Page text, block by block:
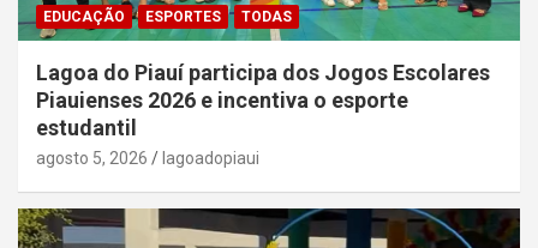
EDUCAÇÃO ESPORTES TODAS
Lagoa do Piauí participa dos Jogos Escolares
Piauienses 2026 e incentiva o esporte
estudantil
agosto 5, 2026 lagoadopiaui